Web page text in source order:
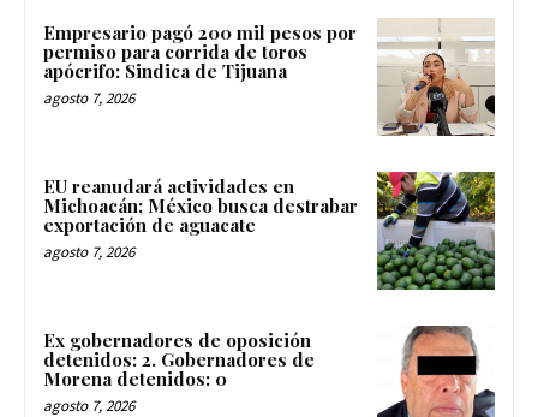
Empresario pagó 200 mil pesos por
permiso para corrida de toros
apócrifo: Sindica de Tijuana
agosto 7, 2026
EU reanudará actividades en
Michoacán; México busca destrabar
exportación de aguacate
agosto 7, 2026
Ex gobernadores de oposición
detenidos: 2. Gobernadores de
Morena detenidos: 0
agosto 7, 2026